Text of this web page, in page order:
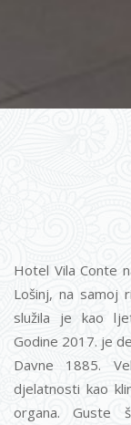
Hotel Vila Conte
Lošinj, na samoj
služila je kao
Godine 2017. je
Davne 1885.
djelatnosti kao
organa. Guste